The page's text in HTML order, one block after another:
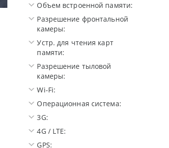
Доступные решения начального уровня,
Объем встроенной памяти:
Разрешение фронтальной
камеры:
Устр. для чтения карт
памяти:
Разрешение тыловой
камеры:
Wi-Fi:
Операционная система:
3G:
4G / LTE:
GPS: